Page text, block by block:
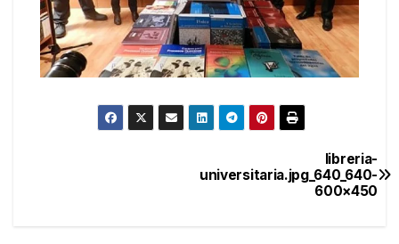
libreria-
universitaria.jpg_640_640-
600×450